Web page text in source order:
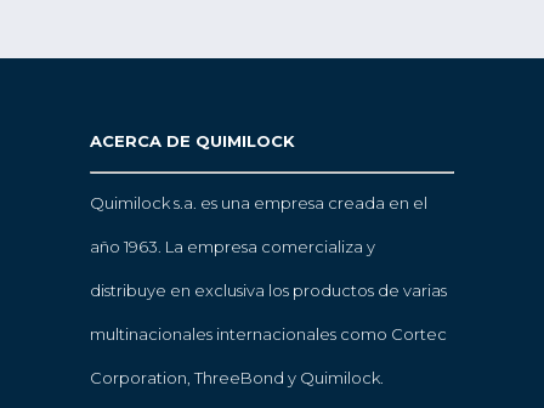
ACERCA DE QUIMILOCK
Quimilock s.a. es una empresa creada en el
año 1963. La empresa comercializa y
distribuye en exclusiva los productos de varias
multinacionales internacionales como Cortec
Corporation, ThreeBond y Quimilock.